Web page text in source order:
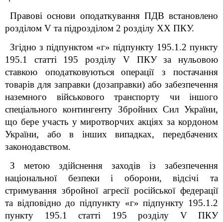
Правові основи оподаткування ПДВ встановлено
розділом V та підрозділом 2 розділу ХХ ПКУ.
Згідно з підпунктом «г» підпункту 195.1.2 пункту
195.1 статті 195 розділу V ПКУ за нульовою
ставкою оподатковуються
операції з постачання
товарів для заправки (дозаправки) або забезпечення
наземного військового транспорту чи іншого
спеціального контингенту Збройних Сил України,
що бере участь у миротворчих акціях за кордоном
України, або в інших випадках, передбачених
законодавством.
З метою здійснення заходів із забезпечення
національної безпеки і оборони, відсічі та
стримування збройної агресії російської федерації
та відповідно до підпункту «г» підпункту 195.1.2
пункту 195.1 статті 195 розділу V ПКУ